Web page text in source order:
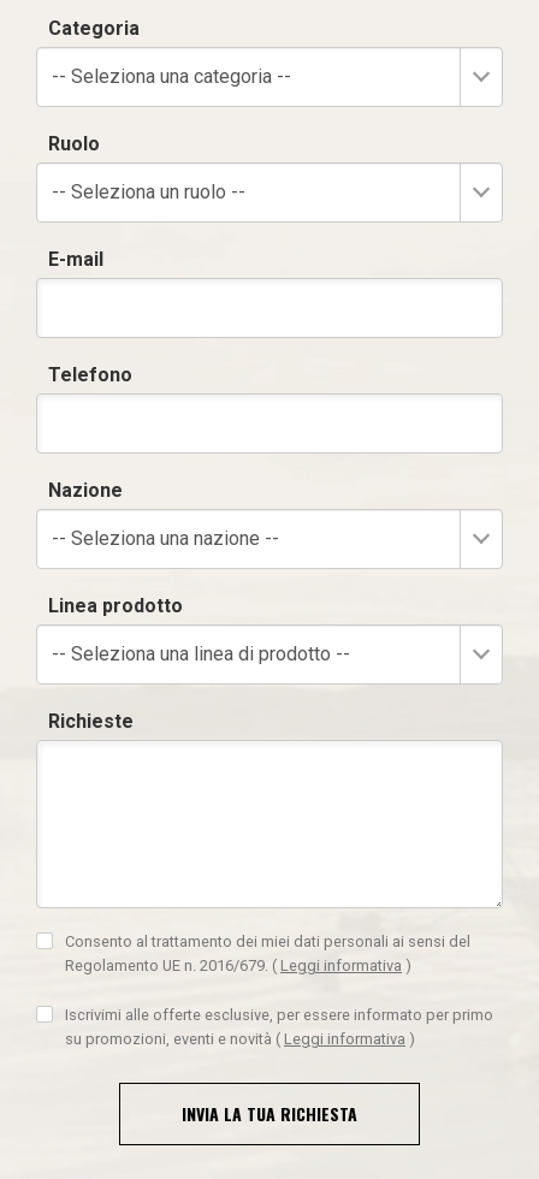
Categoria
-- Seleziona una categoria --
Ruolo
-- Seleziona un ruolo --
E-mail
Telefono
Nazione
-- Seleziona una nazione --
Linea prodotto
-- Seleziona una linea di prodotto --
Richieste
Consento al trattamento dei miei dati personali ai sensi del
Regolamento UE n. 2016/679. ( Leggi informativa )
Iscrivimi alle offerte esclusive, per essere informato per primo
su promozioni, eventi e novità ( Leggi informativa )
INVIA LA TUA RICHIESTA